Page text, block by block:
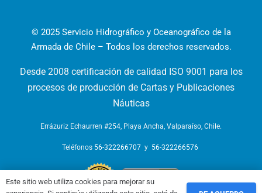
© 2025 Servicio Hidrográfico y Oceanográfico de la
Armada de Chile – Todos los derechos reservados.
Desde 2008 certificación de calidad ISO 9001 para los
procesos de producción de Cartas y Publicaciones
Náuticas
Errázuriz Echaurren #254, Playa Ancha, Valparaíso, Chile.
Teléfonos 56-322266707 y 56-322266576
Este sitio web utiliza cookies para mejorar su